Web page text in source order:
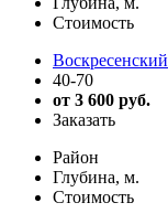
Стоимость
Воскресенский
40-70
от 3 600 руб.
Заказать
Район
Глубина, м.
Стоимость